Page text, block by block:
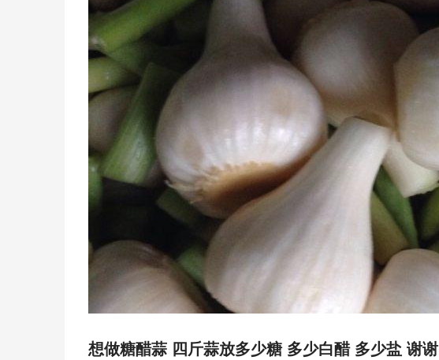
想做糖醋蒜 四斤蒜放多少糖 多少白醋 多少盐 谢谢